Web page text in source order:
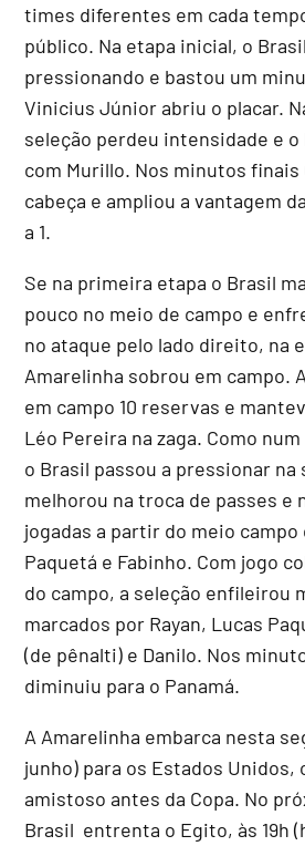
times diferentes em cada
público. Na etapa inicial, o
pressionando e bastou um
Vinicius Júnior abriu o placar.
seleção perdeu intensidade e o
com Murillo. Nos minutos finais
cabeça e ampliou a vantagem
a 1.
Se na primeira etapa o Brasil
pouco no meio de campo e
no ataque pelo lado direito, na
Amarelinha sobrou em campo.
em campo 10 reservas e
Léo Pereira na zaga. Como
o Brasil passou a pressionar na
melhorou na troca de passes e
jogadas a partir do meio campo
Paquetá e Fabinho. Com jogo
do campo, a seleção enfileirou
marcados por Rayan, Lucas
(de pênalti) e Danilo. Nos
diminuiu para o Panamá.
A Amarelinha embarca nesta
junho) para os Estados Unidos,
amistoso antes da Copa. No
Brasil entrenta o Egito, às 19h